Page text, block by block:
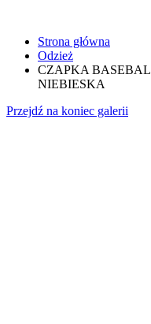
Strona główna
Odzież
CZAPKA
NIEBIESKA
Przejdź na koniec galerii